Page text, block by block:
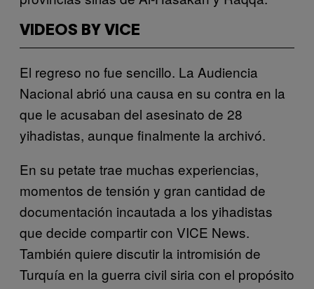
VIDEOS BY VICE
El regreso no fue sencillo. La Audiencia
Nacional abrió una causa en su contra en la
que le acusaban del asesinato de 28
yihadistas, aunque finalmente la archivó.
En su petate trae muchas experiencias,
momentos de tensión y gran cantidad de
documentación incautada a los yihadistas
que decide compartir con VICE News.
También quiere discutir la intromisión de
Turquía en la guerra civil siria con el propósito